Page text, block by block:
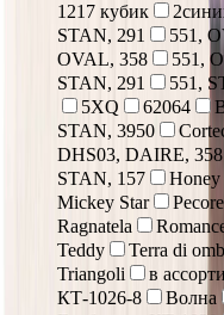
1217 кубик
STAN, 291
551,
OVAL, 358
551,
STAN, 291
551,
5XQ
62064
STAN, 3950
DHS03, DAIRE, 358
STAN, 157
Honey
Mickey Star
Ragnatela
Teddy
Terra di
Triangoli
в
КТ-1026-8
Волна